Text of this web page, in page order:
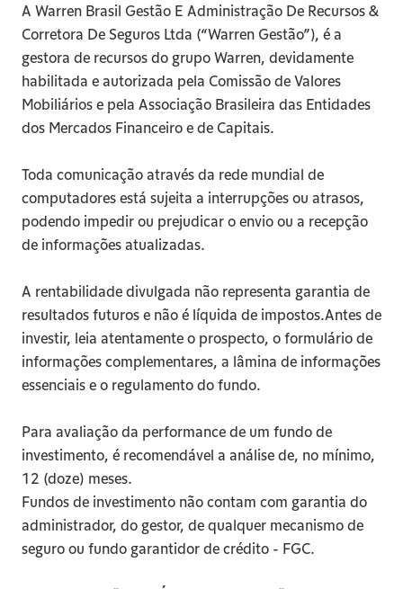
A Warren Brasil Gestão E Administração De Recursos &
Corretora De Seguros Ltda (“Warren Gestão”), é a
gestora de recursos do grupo Warren, devidamente
habilitada e autorizada pela Comissão de Valores
Mobiliários e pela Associação Brasileira das Entidades
dos Mercados Financeiro e de Capitais.
Toda comunicação através da rede mundial de
computadores está sujeita a interrupções ou atrasos,
podendo impedir ou prejudicar o envio ou a recepção
de informações atualizadas.
A rentabilidade divulgada não representa garantia de
resultados futuros e não é líquida de impostos.Antes de
investir, leia atentamente o prospecto, o formulário de
informações complementares, a lâmina de informações
essenciais e o regulamento do fundo.
Para avaliação da performance de um fundo de
investimento, é recomendável a análise de, no mínimo,
12 (doze) meses.
Fundos de investimento não contam com garantia do
administrador, do gestor, de qualquer mecanismo de
seguro ou fundo garantidor de crédito - FGC.